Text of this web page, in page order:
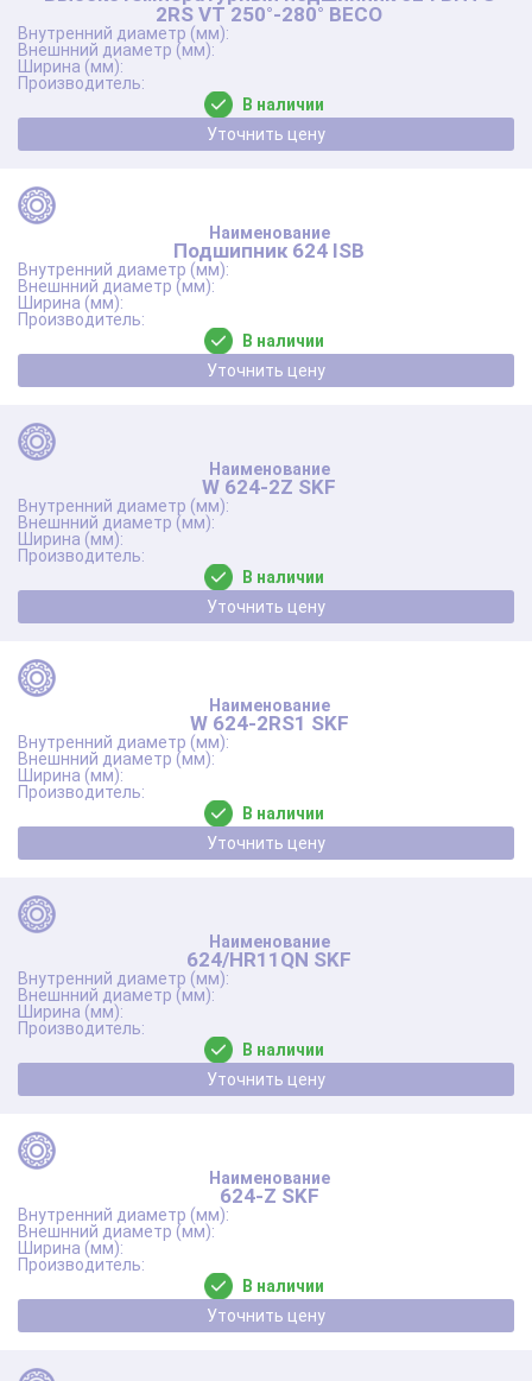
2RS VT 250°-280° BECO
В наличии
Уточнить цену
Подшипник 624 ISB
В наличии
Уточнить цену
W 624-2Z SKF
В наличии
Уточнить цену
W 624-2RS1 SKF
В наличии
Уточнить цену
624/HR11QN SKF
В наличии
Уточнить цену
624-Z SKF
В наличии
Уточнить цену